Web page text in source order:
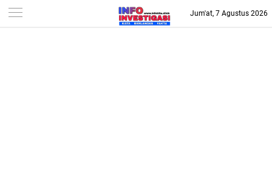
-->
Jum'at, 7 Agustus 2026